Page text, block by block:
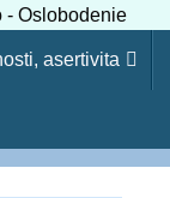
asertivita